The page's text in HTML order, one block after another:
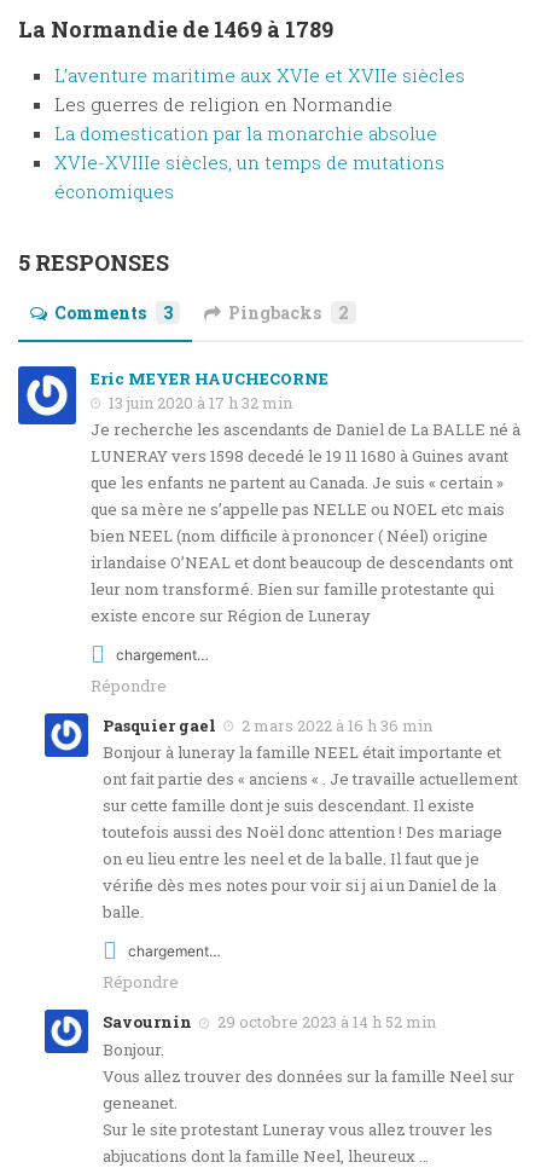
La Normandie de 1469 à 1789
L’aventure maritime aux XVIe et XVIIe siècles
Les guerres de religion en Normandie
La domestication par la monarchie absolue
XVIe-XVIIIe siècles, un temps de mutations
économiques
5 RESPONSES
Comments 3 Pingbacks 2
Eric MEYER HAUCHECORNE
13 juin 2020 à 17 h 32 min
Je recherche les ascendants de Daniel de La BALLE né à
LUNERAY vers 1598 decedé le 19 11 1680 à Guines avant
que les enfants ne partent au Canada. Je suis « certain »
que sa mère ne s’appelle pas NELLE ou NOEL etc mais
bien NEEL (nom difficile à prononcer ( Néel) origine
irlandaise O’NEAL et dont beaucoup de descendants ont
leur nom transformé. Bien sur famille protestante qui
existe encore sur Région de Luneray
chargement…
Répondre
Pasquier gael
2 mars 2022 à 16 h 36 min
Bonjour à luneray la famille NEEL était importante et
ont fait partie des « anciens « . Je travaille actuellement
sur cette famille dont je suis descendant. Il existe
toutefois aussi des Noël donc attention ! Des mariage
on eu lieu entre les neel et de la balle. Il faut que je
vérifie dès mes notes pour voir si j ai un Daniel de la
balle.
chargement…
Répondre
Savournin
29 octobre 2023 à 14 h 52 min
Bonjour.
Vous allez trouver des données sur la famille Neel sur
geneanet.
Sur le site protestant Luneray vous allez trouver les
abjucations dont la famille Neel, lheureux …